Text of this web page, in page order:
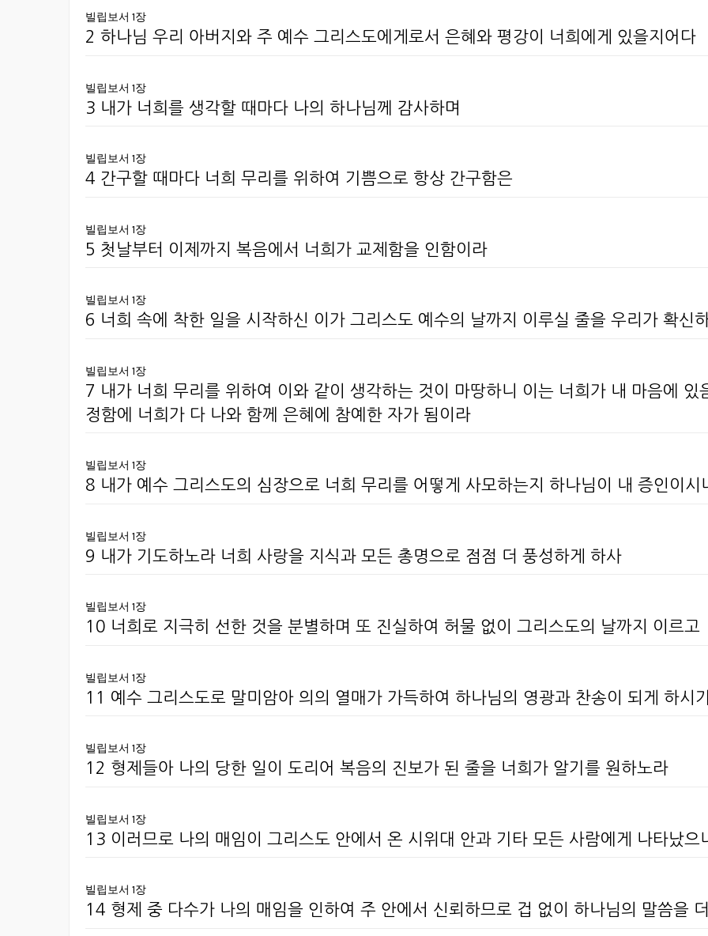
빌립보서 1장
2 하나님 우리 아버지와 주 예수 그리스도에게로서 은혜와 평강이 너희에게 있을지어다
빌립보서 1장
3 내가 너희를 생각할 때마다 나의 하나님께 감사하며
빌립보서 1장
4 간구할 때마다 너희 무리를 위하여 기쁨으로 항상 간구함은
빌립보서 1장
5 첫날부터 이제까지 복음에서 너희가 교제함을 인함이라
빌립보서 1장
6 너희 속에 착한 일을 시작하신 이가 그리스도 예수의 날까지 이루실 줄을 우리가 확신
빌립보서 1장
7 내가 너희 무리를 위하여 이와 같이 생각하는 것이 마땅하니 이는 너희가 내 마음에
정함에 너희가 다 나와 함께 은혜에 참예한 자가 됨이라
빌립보서 1장
8 내가 예수 그리스도의 심장으로 너희 무리를 어떻게 사모하는지 하나님이 내 증인이시
빌립보서 1장
9 내가 기도하노라 너희 사랑을 지식과 모든 총명으로 점점 더 풍성하게 하사
빌립보서 1장
10 너희로 지극히 선한 것을 분별하며 또 진실하여 허물 없이 그리스도의 날까지 이르고
빌립보서 1장
11 예수 그리스도로 말미암아 의의 열매가 가득하여 하나님의 영광과 찬송이 되게 하시
빌립보서 1장
12 형제들아 나의 당한 일이 도리어 복음의 진보가 된 줄을 너희가 알기를 원하노라
빌립보서 1장
13 이러므로 나의 매임이 그리스도 안에서 온 시위대 안과 기타 모든 사람에게 나타났으
빌립보서 1장
14 형제 중 다수가 나의 매임을 인하여 주 안에서 신뢰하므로 겁 없이 하나님의 말씀을